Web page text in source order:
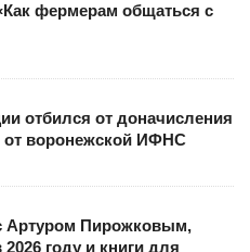
фермерам общаться с
отбился от доначисления
от воронежской ИФНС
Артуром Пирожковым,
году и книги для